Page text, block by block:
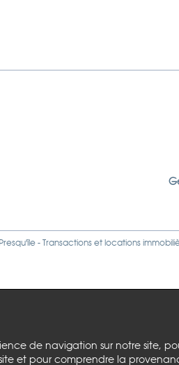
- Transactions et locations
de navigation sur notre site,
et pour comprendre la